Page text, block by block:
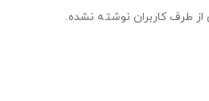
طرف کاربران نوشته نشده.